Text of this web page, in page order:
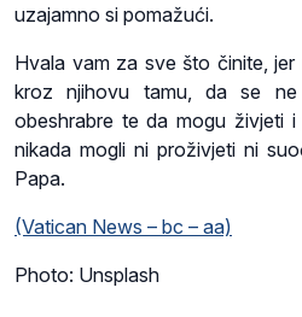
uzajamno si pomažući.
Hvala vam za sve što činite,
kroz njihovu tamu, da se
obeshrabre te da mogu živjeti
nikada mogli ni proživjeti ni
Papa.
(Vatican News – bc – aa)
Photo: Unsplash